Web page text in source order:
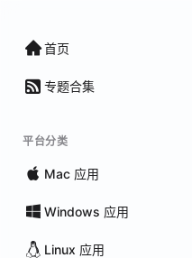
首页
专题合集
平台分类
Mac 应用
Windows 应用
Linux 应用